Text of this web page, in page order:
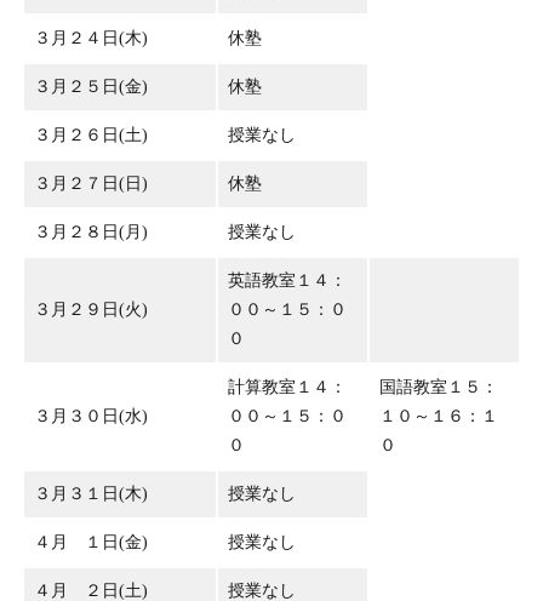
３月２４日(木) 休塾
３月２５日(金) 休塾
３月２６日(土) 授業なし
３月２７日(日) 休塾
３月２８日(月) 授業なし
３月２９日(火)
英語教室１４：
００～１５：０
０
３月３０日(水)
計算教室１４：
００～１５：０
０
国語教室１５：
１０～１６：１
０
３月３１日(木) 授業なし
４月 １日(金) 授業なし
４月 ２日(土) 授業なし